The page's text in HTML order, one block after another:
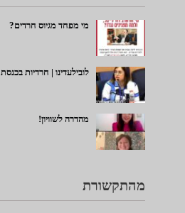
מי מפחד מגיוס חרדים?
לובילעדינו | חרדיות בכנסת
מהדרה לשוויון!
מהתקשורת